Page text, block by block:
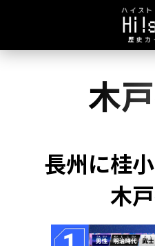
木
長州に桂
木